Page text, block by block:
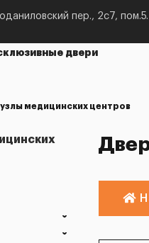
пер., 2с7,
двери
медицинских центров